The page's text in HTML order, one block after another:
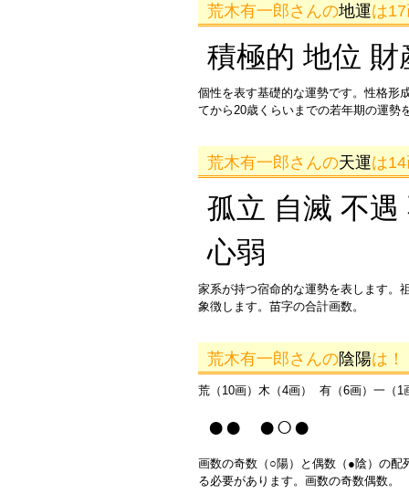
荒木有一郎さんの地運は
積極的 地位
個性を表す基礎的な運勢です。性格形
てから20歳くらいまでの若年期の運勢
荒木有一郎さんの天運は
孤立 自滅 不
心弱
家系が持つ宿命的な運勢を表します。
象徴します。苗字の合計画数。
荒木有一郎さんの陰陽は！
荒（10画）木（4画） 有（6画）一（1
●● ●○●
画数の奇数（○陽）と偶数（●陰）の配
る必要があります。画数の奇数偶数。